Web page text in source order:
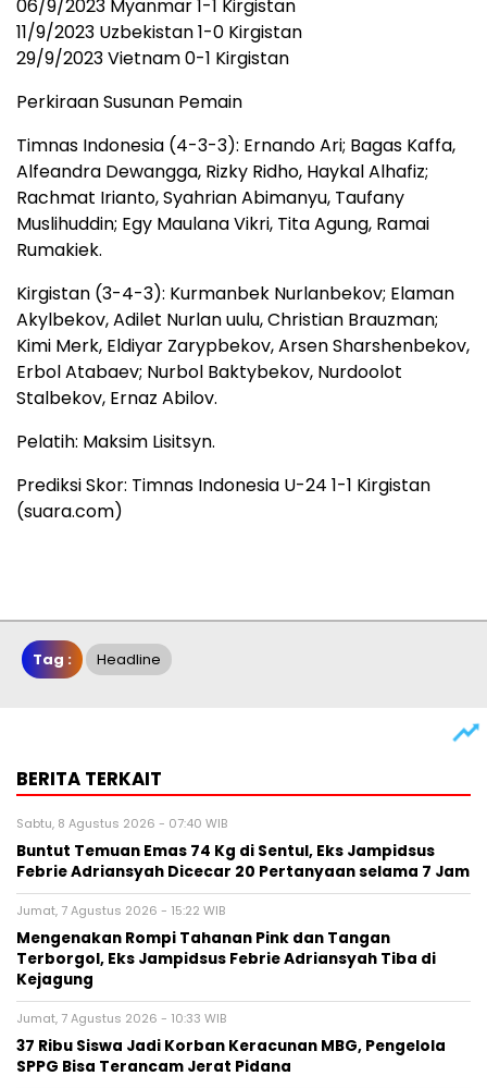
06/9/2023 Myanmar 1-1 Kirgistan
11/9/2023 Uzbekistan 1-0 Kirgistan
29/9/2023 Vietnam 0-1 Kirgistan
Perkiraan Susunan Pemain
Timnas Indonesia (4-3-3): Ernando Ari; Bagas Kaffa,
Alfeandra Dewangga, Rizky Ridho, Haykal Alhafiz;
Rachmat Irianto, Syahrian Abimanyu, Taufany
Muslihuddin; Egy Maulana Vikri, Tita Agung, Ramai
Rumakiek.
Kirgistan (3-4-3): Kurmanbek Nurlanbekov; Elaman
Akylbekov, Adilet Nurlan uulu, Christian Brauzman;
Kimi Merk, Eldiyar Zarypbekov, Arsen Sharshenbekov,
Erbol Atabaev; Nurbol Baktybekov, Nurdoolot
Stalbekov, Ernaz Abilov.
Pelatih: Maksim Lisitsyn.
Prediksi Skor: Timnas Indonesia U-24 1-1 Kirgistan
(suara.com)
Tag : Headline
BERITA TERKAIT
Sabtu, 8 Agustus 2026 - 07:40 WIB
Buntut Temuan Emas 74 Kg di Sentul, Eks Jampidsus
Febrie Adriansyah Dicecar 20 Pertanyaan selama 7 Jam
Jumat, 7 Agustus 2026 - 15:22 WIB
Mengenakan Rompi Tahanan Pink dan Tangan
Terborgol, Eks Jampidsus Febrie Adriansyah Tiba di
Kejagung
Jumat, 7 Agustus 2026 - 10:33 WIB
37 Ribu Siswa Jadi Korban Keracunan MBG, Pengelola
SPPG Bisa Terancam Jerat Pidana